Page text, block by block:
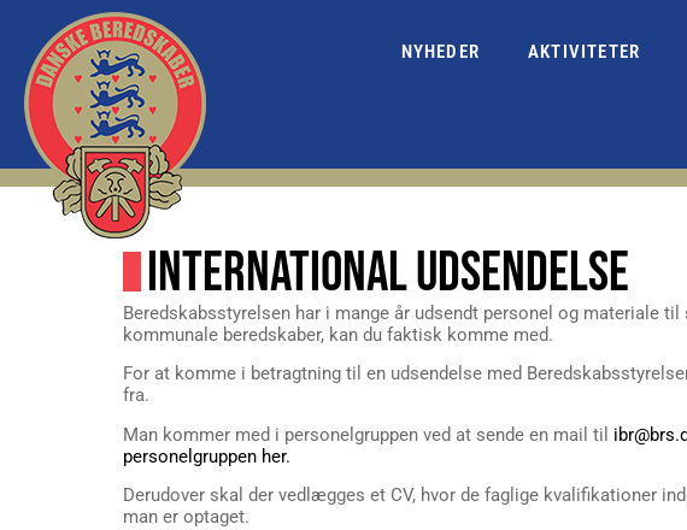
NYHEDER AKTIVITETER
INTERNATIONAL UDSENDELSE
Beredskabsstyrelsen har i mange år udsendt personel og materiale
kommunale beredskaber, kan du faktisk komme med.
For at komme i betragtning til en udsendelse med
fra.
Man kommer med i personelgruppen ved at sende en mail til
personelgruppen her.
Derudover skal der vedlægges et CV, hvor de faglige kvalifikationer
man er optaget.